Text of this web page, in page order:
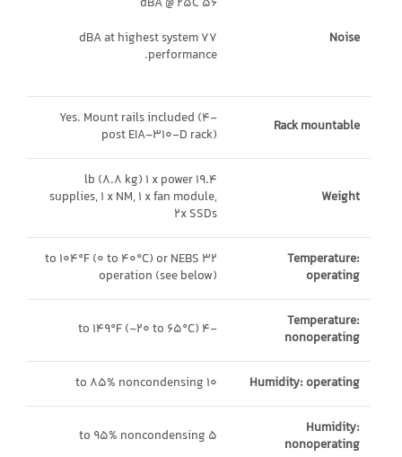
Noise
56 dBA @ 25C
77 dBA at highest system
performance.
Rack mountable
Yes. Mount rails included (4-
post EIA-310-D rack)
Weight
19.4 lb (8.8 kg) 1 x power
supplies, 1 x NM, 1 x fan module,
2x SSDs
Temperature:
operating
32 to 104°F (0 to 40°C) or NEBS
operation (see below)
Temperature:
nonoperating
-4 to 149°F (-20 to 65°C)
Humidity: operating
10 to 85% noncondensing
Humidity:
nonoperating
5 to 95% noncondensing